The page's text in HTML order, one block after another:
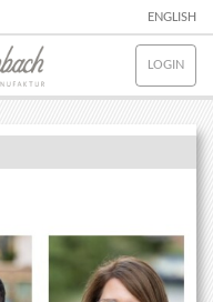
ENGLISH
LOGIN